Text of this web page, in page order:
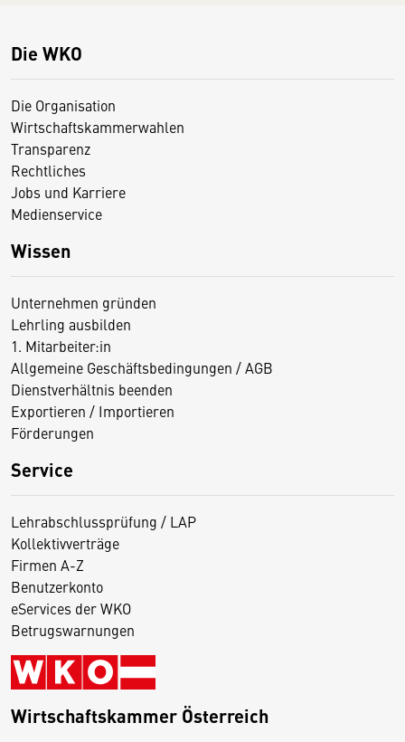
Die WKO
Die Organisation
Wirtschaftskammerwahlen
Transparenz
Rechtliches
Jobs und Karriere
Medienservice
Wissen
Unternehmen gründen
Lehrling ausbilden
1. Mitarbeiter:in
Allgemeine Geschäftsbedingungen / AGB
Dienstverhältnis beenden
Exportieren / Importieren
Förderungen
Service
Lehrabschlussprüfung / LAP
Kollektivverträge
Firmen A-Z
Benutzerkonto
eServices der WKO
Betrugswarnungen
Wirtschaftskammer Österreich